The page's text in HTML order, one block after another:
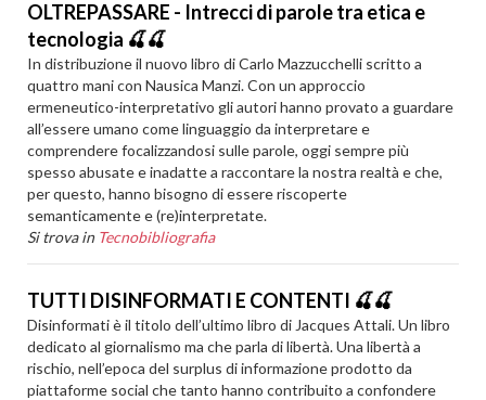
OLTREPASSARE - Intrecci di parole tra etica e
tecnologia 🍒🍒
In distribuzione il nuovo libro di Carlo Mazzucchelli scritto a
quattro mani con Nausica Manzi. Con un approccio
ermeneutico-interpretativo gli autori hanno provato a guardare
all’essere umano come linguaggio da interpretare e
comprendere focalizzandosi sulle parole, oggi sempre più
spesso abusate e inadatte a raccontare la nostra realtà e che,
per questo, hanno bisogno di essere riscoperte
semanticamente e (re)interpretate.
Si trova in Tecnobibliografia
TUTTI DISINFORMATI E CONTENTI 🍒🍒
Disinformati è il titolo dell’ultimo libro di Jacques Attali. Un libro
dedicato al giornalismo ma che parla di libertà. Una libertà a
rischio, nell’epoca del surplus di informazione prodotto da
piattaforme social che tanto hanno contribuito a confondere